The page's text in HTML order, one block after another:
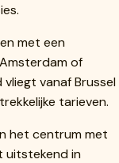
met een
of
vanaf Brussel
tarieven.
het centrum met
uitstekend in